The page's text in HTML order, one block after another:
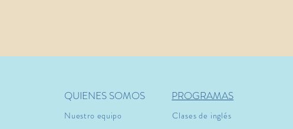
Clases de inglés
Nuestro equipo
QUIENES SOMOS PROGRAMAS